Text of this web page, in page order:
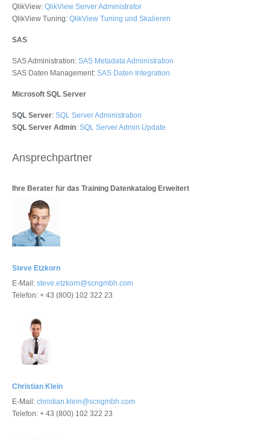
QlikView: QlikView Server Administrator
QlikView Tuning: QlikView Tuning und Skalieren
SAS
SAS Administration: SAS Metadata Administration
SAS Daten Management: SAS Daten Integration
Microsoft SQL Server
SQL Server: SQL Server Administration
SQL Server Admin: SQL Server Admin Update
Ansprechpartner
Ihre Berater für das Training Datenkatalog Erweitert
Steve Etzkorn
E-Mail: steve.etzkorn@scngmbh.com
Telefon: + 43 (800) 102 322 23
Christian Klein
E-Mail: christian.klein@scngmbh.com
Telefon: + 43 (800) 102 322 23